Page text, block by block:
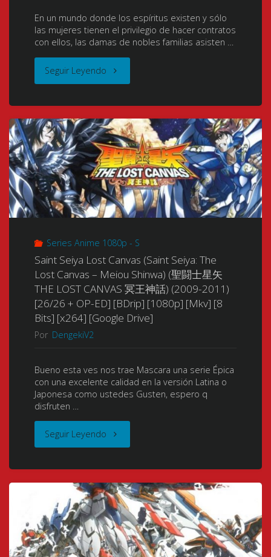
[Mega-
Google
Drive
Links!!!]"
OP-
ED
+
[BDrip]
[1080p]
[HI444p]
[Mp4]
[Mkv]
[8
Bits]
[10
[Mega]
[Google
Drive]"
En un mundo donde los espíritus existen y sólo
las mujeres tienen el privilegio de hacer contratos
con ellos, las damas de nobles familias asisten …
Seguir Leyendo "Seirei
no
Blade
Dance
–
Tsukai
no
Kenbu)
Elementalers)
霊
い
の
剣
Series Anime 1080p - S
Saint Seiya Lost Canvas (Saint Seiya: The
Lost Canvas – Meiou Shinwa) (聖闘士星矢
THE LOST CANVAS 冥王神話) (2009-2011)
[26/26 + OP-ED] [BDrip] [1080p] [Mkv] [8
Bits] [x264] [Google Drive]
Por DengekiV2
Bueno esta ves nos trae Mascara una serie Épica
con una excelente calidad en la versión Latina o
Japonesa como ustedes Gusten, espero q
disfruten …
Seguir Leyendo "Saint
Lost
Canvas
(Saint